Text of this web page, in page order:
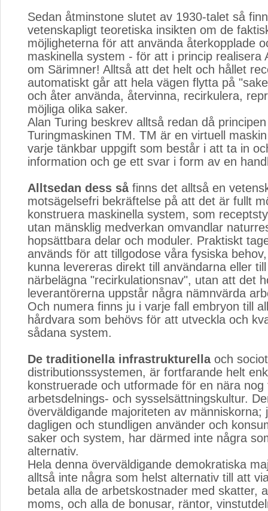
Sedan åtminstone slutet av 1930-talet så
vetenskapligt teoretiska insikten om de
möjligheterna för att använda återkopplade
maskinella system - för att i princip realisera
om Särimner! Alltså att det helt och hållet
automatiskt går att hela vägen flytta på
och åter använda, återvinna, recirkulera,
möjliga olika saker.
Alan Turing beskrev alltså redan då
Turingmaskinen TM. TM är en virtuell
varje tänkbar uppgift som består i att ta in
information och ge ett svar i form av en
Alltsedan dess såfinns det alltså en
motsägelsefri bekräftelse på att det är fullt
konstruera maskinella system, som
utan mänsklig medverkan omvandlar
hopsättbara delar och moduler. Praktiskt
används för att tillgodose våra fysiska
kunna levereras direkt till användarna eller
närbelägna "recirkulationsnav", utan att det
leverantörerna uppstår några nämnvärda
Och numera finns ju i varje fall embryon till
hårdvara som behövs för att utveckla och
sådana system.
De traditionella infrastrukturellaoch
distributionssystemen, är fortfarande helt
konstruerade och utformade för en nära nog
arbetsdelnings- och sysselsättningskultur.
överväldigande majoriteten av människorna;
dagligen och stundligen använder och
saker och system, har därmed inte några
alternativ.
Hela denna överväldigande demokratiska
alltså inte några som helst alternativ till att
betala alla de arbetskostnader med skatter,
moms, och alla de bonusar, räntor,